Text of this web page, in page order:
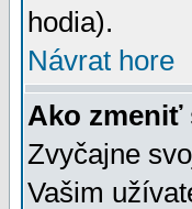
hodia).
Návrat hore
Ako zmeniť
Zvyčajne
Vašim